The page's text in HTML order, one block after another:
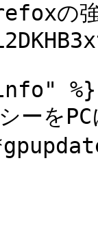
の強
%}
ーを